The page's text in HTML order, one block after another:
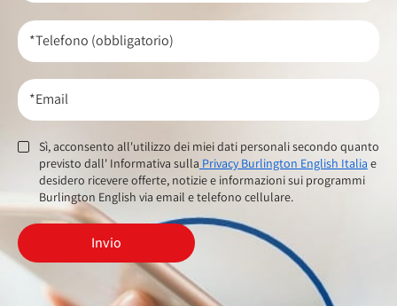
*Telefono (obbligatorio)
*Email
Sì, acconsento all'utilizzo dei miei dati personali secondo quanto
previsto dall' Informativa sulla Privacy Burlington English Italia e
desidero ricevere offerte, notizie e informazioni sui programmi
Burlington English via email e telefono cellulare.
Invio